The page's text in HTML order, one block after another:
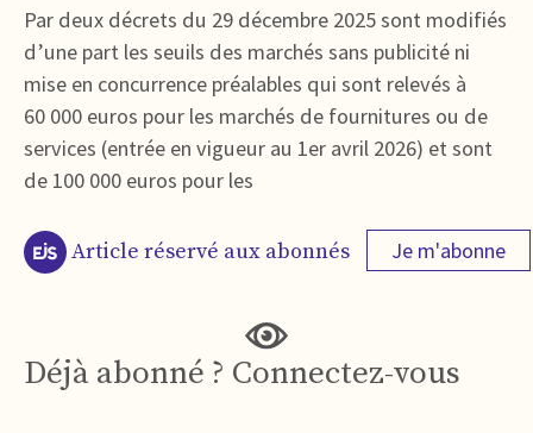
Par deux décrets du 29 décembre 2025 sont modifiés
d’une part les seuils des marchés sans publicité ni
mise en concurrence préalables qui sont relevés à
60 000 euros pour les marchés de fournitures ou de
services (entrée en vigueur au 1er avril 2026) et sont
de 100 000 euros pour les
Article réservé aux abonnés Je m'abonne
Déjà abonné ? Connectez-vous